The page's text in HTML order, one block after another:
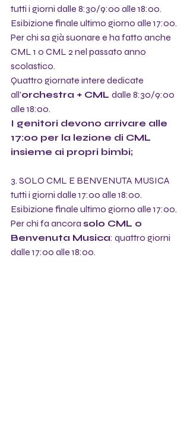
tutti i giorni dalle 8:30/9:00 alle 18:00.
Esibizione finale ultimo giorno alle 17:00.
Per chi sa già suonare e ha fatto anche
CML 1 o CML 2 nel passato anno
scolastico.
Quattro giornate intere dedicate
all'orchestra + CML dalle 8:30/9:00
alle 18:00.
I genitori devono arrivare alle
17:00 per la lezione di CML
insieme ai propri bimbi;
3. SOLO CML E BENVENUTA MUSICA
tutti i giorni dalle 17:00 alle 18:00.
Esibizione finale ultimo giorno alle 17:00.
Per chi fa ancora solo CML o
Benvenuta Musica: quattro giorni
dalle 17:00 alle 18:00.